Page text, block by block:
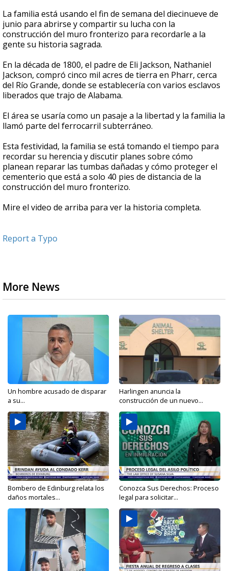
La familia está usando el fin de semana del diecinueve de
junio para abrirse y compartir su lucha con la
construcción del muro fronterizo para recordarle a la
gente su historia sagrada.
En la década de 1800, el padre de Eli Jackson, Nathaniel
Jackson, compró cinco mil acres de tierra en Pharr, cerca
del Río Grande, donde se establecería con varios esclavos
liberados que trajo de Alabama.
El área se usaría como un pasaje a la libertad y la familia la
llamó parte del ferrocarril subterráneo.
Esta festividad, la familia se está tomando el tiempo para
recordar su herencia y discutir planes sobre cómo
planean reparar las tumbas dañadas y cómo proteger el
cementerio que está a solo 40 pies de distancia de la
construcción del muro fronterizo.
Mire el video de arriba para ver la historia completa.
Report a Typo
More News
Un hombre acusado de disparar
a su...
Harlingen anuncia la
construcción de un nuevo...
Bombero de Edinburg relata los
daños mortales...
Conozca Sus Derechos: Proceso
legal para solicitar...